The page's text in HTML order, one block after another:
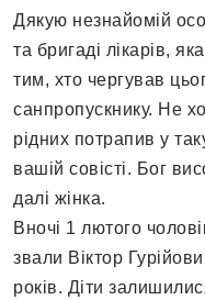
Дякую незнайомій
та бригаді лікарів,
тим, хто чергував
санпропускнику. Не
рідних потрапив у
вашій совісті. Бог
далі жінка.
Вночі 1 лютого
звали Віктор
років. Діти